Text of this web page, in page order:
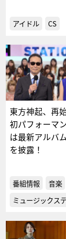
アイドル CS
東方神起、再
初パフォーマ
は最新アルバ
を披露！
番組情報
音楽
ミュージックス